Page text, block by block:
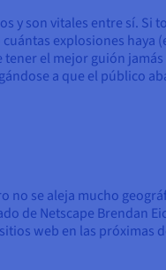
y son vitales entre sí.
explosiones
el mejor guión jamás
a que el público
se aleja mucho
de Netscape Brendan
web en las próximas